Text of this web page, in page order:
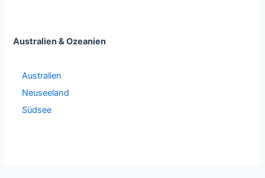
Australien & Ozeanien
Australien
Neuseeland
Südsee